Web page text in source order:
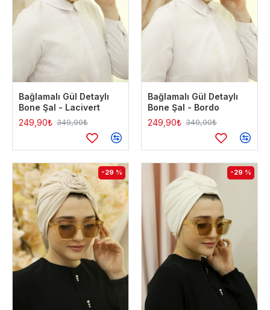
Bağlamalı Gül Detaylı
Bone Şal - Lacivert
249,90₺ 349,90₺
Bağlamalı Gül Detaylı
Bone Şal - Bordo
249,90₺ 349,90₺
-29 % -29 %